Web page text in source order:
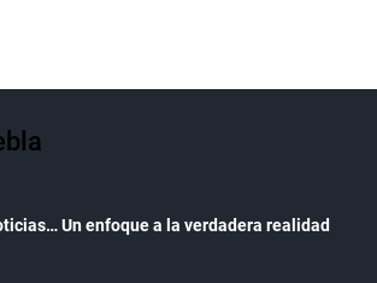
Un enfoque a la verdadera realidad